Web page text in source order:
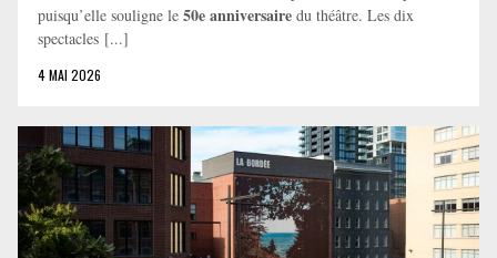
puisqu’elle souligne le 50e anniversaire du théâtre. Les dix
spectacles [...]
4 MAI 2026